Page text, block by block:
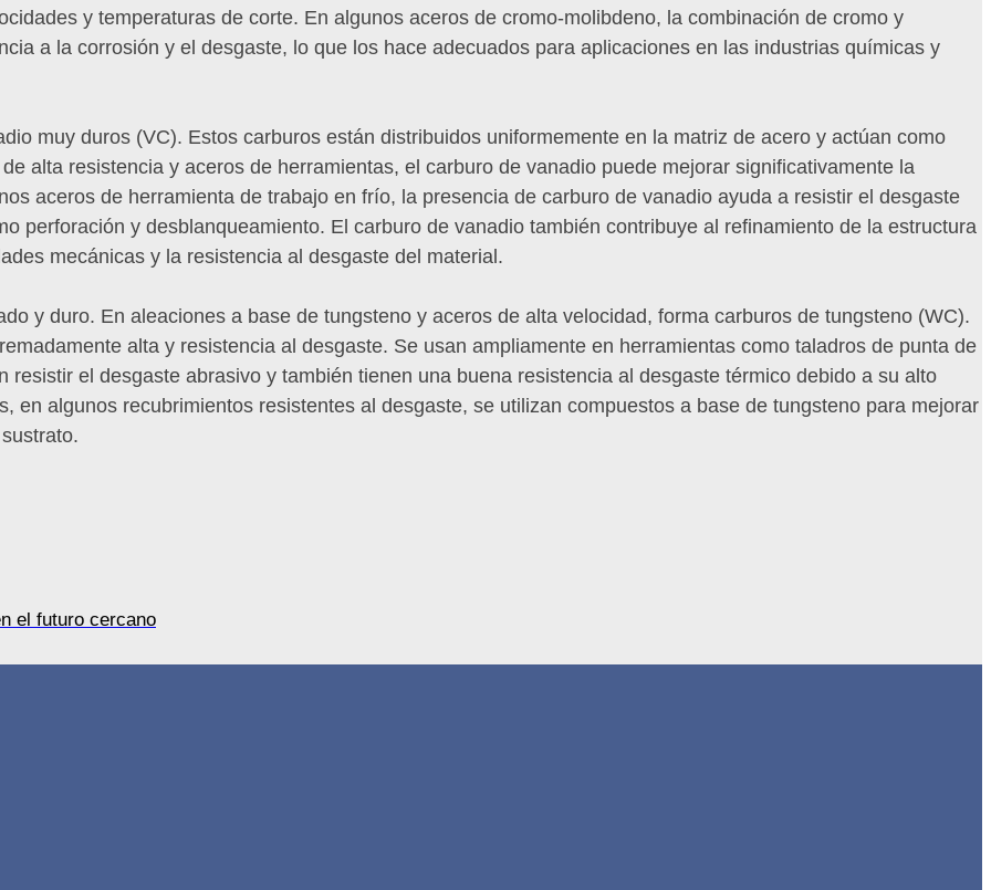
y temperaturas de corte. En algunos aceros de cromo-molibdeno, la combinación de cromo y
a la corrosión y el desgaste, lo que los hace adecuados para aplicaciones en las industrias químicas y
muy duros (VC). Estos carburos están distribuidos uniformemente en la matriz de acero y actúan como
alta resistencia y aceros de herramientas, el carburo de vanadio puede mejorar significativamente la
aceros de herramienta de trabajo en frío, la presencia de carburo de vanadio ayuda a resistir el desgaste
perforación y desblanqueamiento. El carburo de vanadio también contribuye al refinamiento de la estructura
mecánicas y la resistencia al desgaste del material.
y duro. En aleaciones a base de tungsteno y aceros de alta velocidad, forma carburos de tungsteno (WC).
alta y resistencia al desgaste. Se usan ampliamente en herramientas como taladros de punta de
el desgaste abrasivo y también tienen una buena resistencia al desgaste térmico debido a su alto
en algunos recubrimientos resistentes al desgaste, se utilizan compuestos a base de tungsteno para mejorar
el futuro cercano